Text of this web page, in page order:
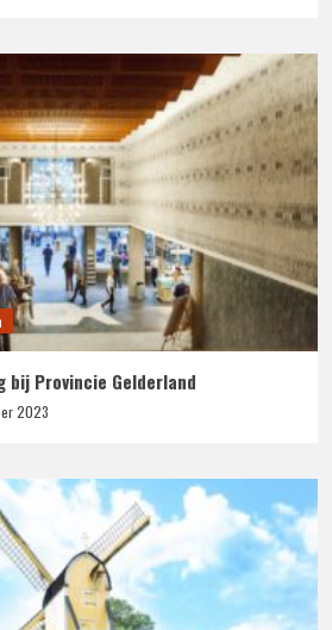
bij Provincie Gelderland
2023